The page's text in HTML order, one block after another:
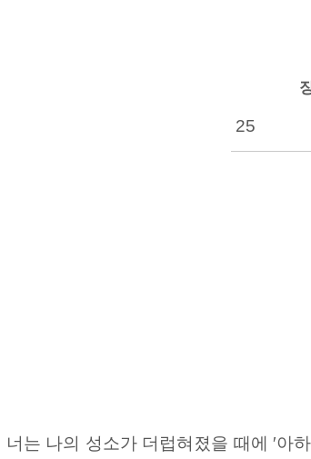
너는 나의 성소가 더럽혀졌을 때에 ′아